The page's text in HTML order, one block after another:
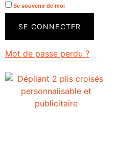
Se souvenir de moi
SE CONNECTER
Mot de passe perdu ?